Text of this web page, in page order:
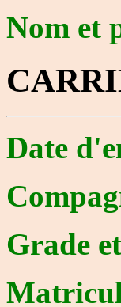
Nom et
Date
Grade